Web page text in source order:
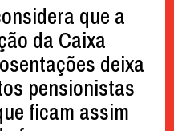
que a
da Caixa
deixa
pensionistas
ficam assim